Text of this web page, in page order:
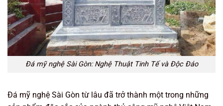
Đá mỹ nghệ Sài Gòn: Nghệ Thuật Tinh Tế và Độc Đáo
Đá mỹ nghệ Sài Gòn từ lâu đã trở thành một trong những